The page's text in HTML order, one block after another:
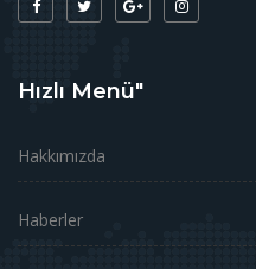
Hızlı Menü"
Hakkımızda
Haberler